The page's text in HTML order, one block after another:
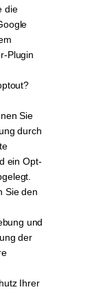
die
Plugin
Sie
durch
ein Opt-
Sie den
und
der
Ihrer